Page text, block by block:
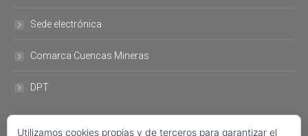
Sede electrónica
Comarca Cuencas Mineras
DPT
DATOS DE CONTACTO
Utilizamos cookies propias y de terceros para garantizar el